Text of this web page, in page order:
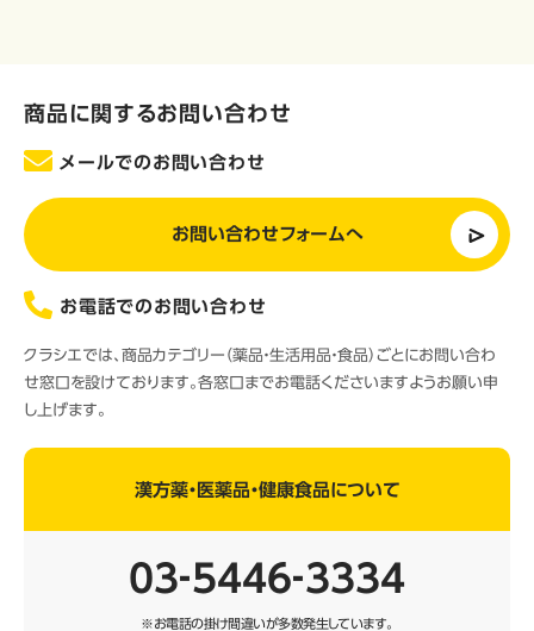
商品に関するお問い合わせ
メールでのお問い合わせ
お問い合わせフォームへ
お電話でのお問い合わせ
クラシエでは、商品カテゴリー（薬品・生活用品・食品）ごとにお問い合わ
せ窓口を設けております。各窓口までお電話くださいますようお願い申
し上げます。
漢方薬・医薬品・健康食品について
03‐5446‐3334
※お電話の掛け間違いが多数発生しています。